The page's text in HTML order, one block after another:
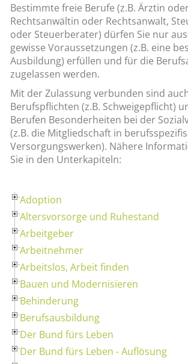
Bestimmte freie Berufe (z.B. Ärztin
Rechtsanwältin oder Rechtsanwalt,
oder Steuerberater) dürfen Sie nur
gewisse Voraussetzungen (z.B. eine
Ausbildung) erfüllen und für die
zugelassen werden.
Mit der Zulassung verbunden sind
Berufspflichten (z.B. Schweigepflicht)
Berufen Besonderheiten bei der
(z.B. die Mitgliedschaft in
Versorgungswerken). Nähere
Sie in den Unterkapiteln:
Adoption
Altersvorsorge und Ruhestand
Arbeitgeber
Arbeitnehmer
Arbeitslos, Arbeit finden
Bauen und Modernisieren
Behinderung
Berufsausbildung
Der Bund fürs Leben
Der Bund fürs Leben - Auflösung